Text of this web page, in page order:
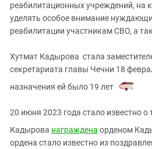
реабилитационных учреждений, на
уделять особое внимание
реабилитации участникам СВО, а
Хутмат Кадырова стала
секретариата главы Чечни 18
назначения ей было 19 лет
.
20 июня 2023 года стало известно о
Кадырова награждена орденом
ордена стало известно из